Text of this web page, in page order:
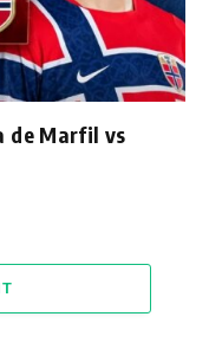
de Marfil vs